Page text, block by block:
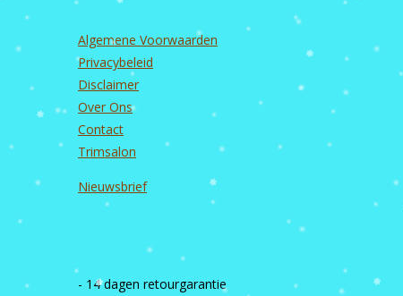
Algemene Voorwaarden
Privacybeleid
Disclaimer
Over Ons
Contact
Trimsalon
Nieuwsbrief
- 14 dagen retourgarantie